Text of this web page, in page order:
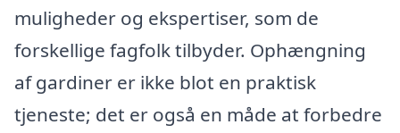
muligheder og ekspertiser, som de
forskellige fagfolk tilbyder. Ophængning
af gardiner er ikke blot en praktisk
tjeneste; det er også en måde at forbedre